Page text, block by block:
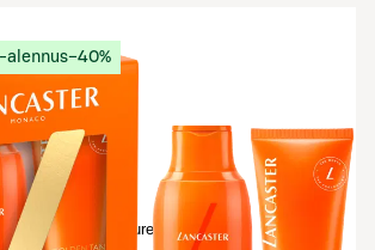
Avaa tuotekuva suurennettuna
alennus−40%